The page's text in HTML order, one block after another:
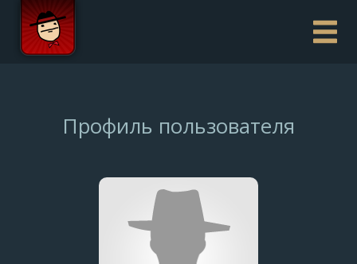
Профиль пользователя